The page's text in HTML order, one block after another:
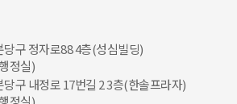
당구 정자로88 4층(성심빌딩)
정실)
당구 내정로 17번길 2 3층(한솔프라자)